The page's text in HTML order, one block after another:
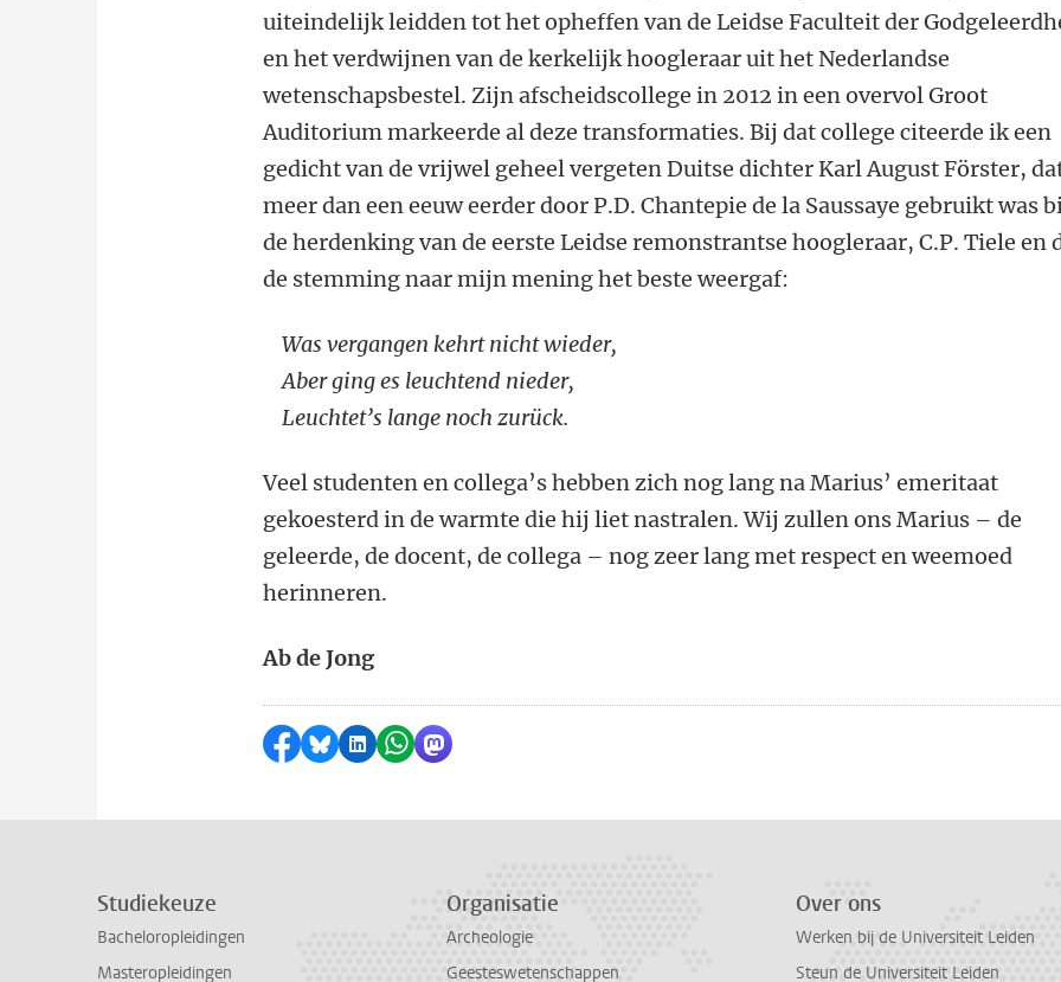
uiteindelijk leidden tot het opheffen van de Leidse Faculteit der
en het verdwijnen van de kerkelijk hoogleraar uit het Nederlandse
wetenschapsbestel. Zijn afscheidscollege in 2012 in een overvol Groot
Auditorium markeerde al deze transformaties. Bij dat college citeerde ik een
gedicht van de vrijwel geheel vergeten Duitse dichter Karl August Förster,
meer dan een eeuw eerder door P.D. Chantepie de la Saussaye gebruikt was
de herdenking van de eerste Leidse remonstrantse hoogleraar, C.P. Tiele en
de stemming naar mijn mening het beste weergaf:
Was vergangen kehrt nicht wieder,
Aber ging es leuchtend nieder,
Leuchtet’s lange noch zurück.
Veel studenten en collega’s hebben zich nog lang na Marius’ emeritaat
gekoesterd in de warmte die hij liet nastralen. Wij zullen ons Marius – de
geleerde, de docent, de collega – nog zeer lang met respect en weemoed
herinneren.
Ab de Jong
Delen op Facebook
Delen via Bluesky
Delen op LinkedIn
Delen via WhatsApp
Delen via Mastodon
Studiekeuze
Bacheloropleidingen
Masteropleidingen
Organisatie
Archeologie
Geesteswetenschappen
Over ons
Werken bij de Universiteit Leiden
Steun de Universiteit Leiden